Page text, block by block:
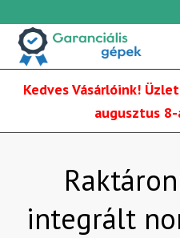
Kedves Vásárlóink!
augusztus
integrált